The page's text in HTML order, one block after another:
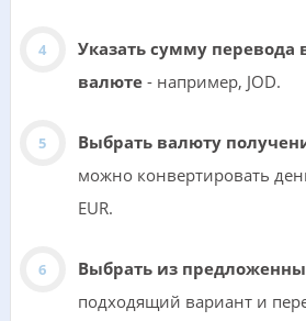
Указать сумму перевода
валюте- например, JOD.
Выбрать валюту
можно конвертировать
EUR.
Выбрать из
подходящий вариант и